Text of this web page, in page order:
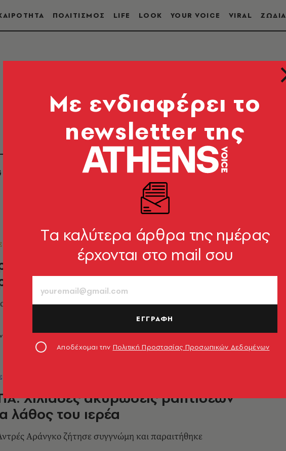
ΠΟΛΙΤΙΣΜΟΣ LIFE LOOK YOUR VOICE VIRAL ΖΩΔΙΑ
NOW
Viral το βίντεο με τη νονά που
φωτιά τα μαλλιά της
περιστατικό σε βάφτιση
Χιλιάδες ακυρώσεις βαπτίσεων
λάθος του ιερέα
Αράνγκο ζήτησε συγγνώμη και παραιτήθηκε
Mε ενδιαφέρει το
newsletter της
Tα καλύτερα άρθρα της ημέρας
έρχονται στο mail σου
ΕΓΓΡΑΦΗ
Αποδέχομαι την Πολιτική Προστασίας Προσωπικών Δεδομένων